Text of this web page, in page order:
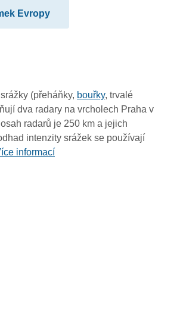
Evropy
(přeháňky, bouřky, trvalé
dva radary na vrcholech Praha v
radarů je 250 km a jejich
intenzity srážek se používají
informací